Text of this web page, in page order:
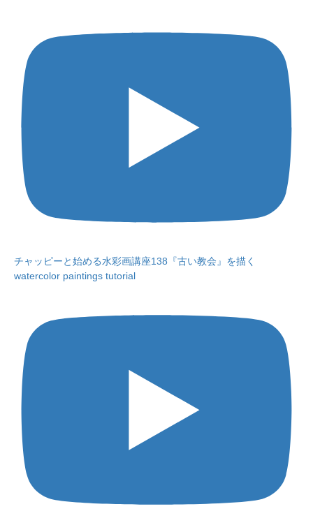
チャッピーと始める水彩画講座138『古い教会』を描く
watercolor paintings tutorial